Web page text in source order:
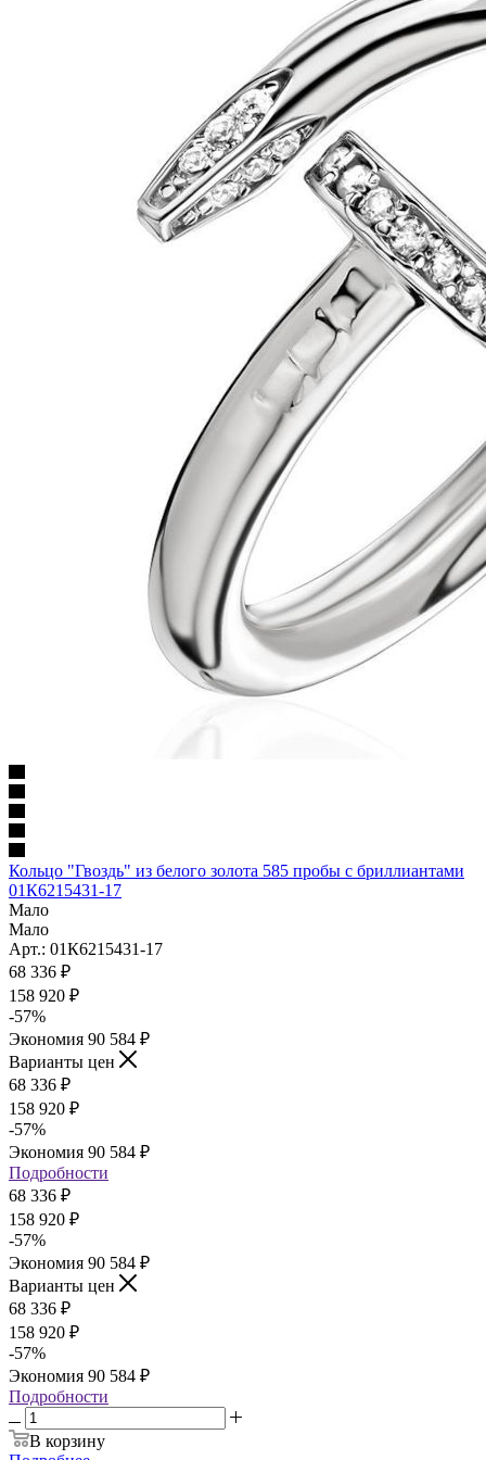
Кольцо "Гвоздь" из белого золота 585 пробы с бриллиантами
01К6215431-17
Мало
Мало
Арт.: 01К6215431-17
68 336 ₽
158 920 ₽
-57%
Экономия 90 584 ₽
Варианты цен
68 336 ₽
158 920 ₽
-57%
Экономия 90 584 ₽
Подробности
68 336 ₽
158 920 ₽
-57%
Экономия 90 584 ₽
Варианты цен
68 336 ₽
158 920 ₽
-57%
Экономия 90 584 ₽
Подробности
В корзину